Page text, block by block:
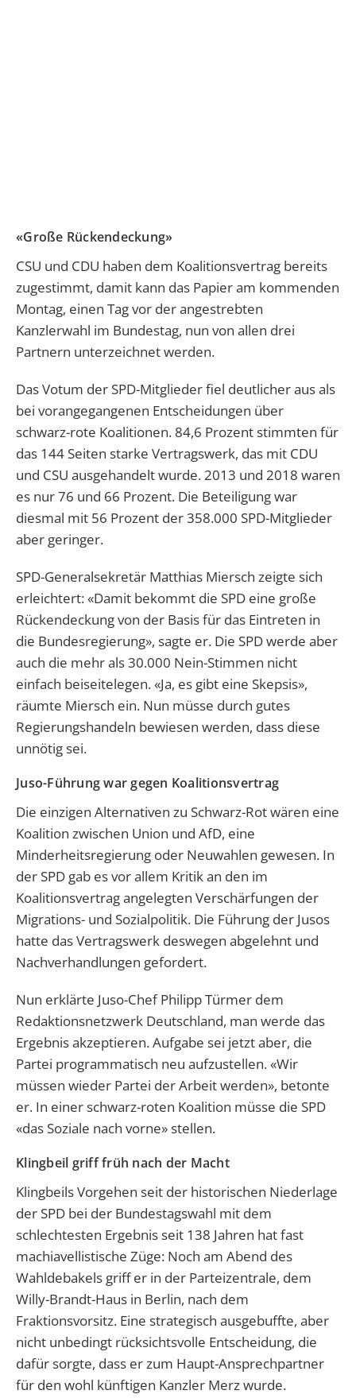
«Große Rückendeckung»
CSU und CDU haben dem Koalitionsvertrag bereits
zugestimmt, damit kann das Papier am kommenden
Montag, einen Tag vor der angestrebten
Kanzlerwahl im Bundestag, nun von allen drei
Partnern unterzeichnet werden.
Das Votum der SPD-Mitglieder fiel deutlicher aus als
bei vorangegangenen Entscheidungen über
schwarz-rote Koalitionen. 84,6 Prozent stimmten für
das 144 Seiten starke Vertragswerk, das mit CDU
und CSU ausgehandelt wurde. 2013 und 2018 waren
es nur 76 und 66 Prozent. Die Beteiligung war
diesmal mit 56 Prozent der 358.000 SPD-Mitglieder
aber geringer.
SPD-Generalsekretär Matthias Miersch zeigte sich
erleichtert: «Damit bekommt die SPD eine große
Rückendeckung von der Basis für das Eintreten in
die Bundesregierung», sagte er. Die SPD werde aber
auch die mehr als 30.000 Nein-Stimmen nicht
einfach beiseitelegen. «Ja, es gibt eine Skepsis»,
räumte Miersch ein. Nun müsse durch gutes
Regierungshandeln bewiesen werden, dass diese
unnötig sei.
Juso-Führung war gegen Koalitionsvertrag
Die einzigen Alternativen zu Schwarz-Rot wären eine
Koalition zwischen Union und AfD, eine
Minderheitsregierung oder Neuwahlen gewesen. In
der SPD gab es vor allem Kritik an den im
Koalitionsvertrag angelegten Verschärfungen der
Migrations- und Sozialpolitik. Die Führung der Jusos
hatte das Vertragswerk deswegen abgelehnt und
Nachverhandlungen gefordert.
Nun erklärte Juso-Chef Philipp Türmer dem
Redaktionsnetzwerk Deutschland, man werde das
Ergebnis akzeptieren. Aufgabe sei jetzt aber, die
Partei programmatisch neu aufzustellen. «Wir
müssen wieder Partei der Arbeit werden», betonte
er. In einer schwarz-roten Koalition müsse die SPD
«das Soziale nach vorne» stellen.
Klingbeil griff früh nach der Macht
Klingbeils Vorgehen seit der historischen Niederlage
der SPD bei der Bundestagswahl mit dem
schlechtesten Ergebnis seit 138 Jahren hat fast
machiavellistische Züge: Noch am Abend des
Wahldebakels griff er in der Parteizentrale, dem
Willy-Brandt-Haus in Berlin, nach dem
Fraktionsvorsitz. Eine strategisch ausgebuffte, aber
nicht unbedingt rücksichtsvolle Entscheidung, die
dafür sorgte, dass er zum Haupt-Ansprechpartner
für den wohl künftigen Kanzler Merz wurde.